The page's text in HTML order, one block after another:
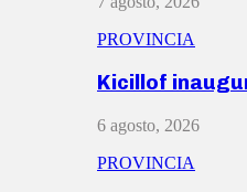
PROVINCIA
Kicillof
6 agosto, 2026
PROVINCIA